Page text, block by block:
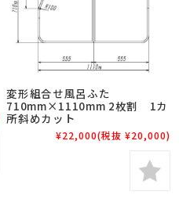
変形組合せ風呂ふた
710mm×1110mm 2枚割 1カ
所斜めカット
¥22,000(税抜 ¥20,000)